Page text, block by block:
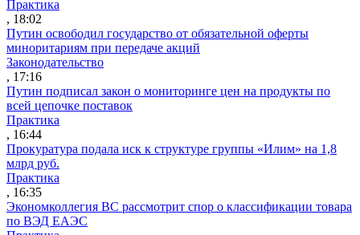
Практика
, 18:02
Путин освободил государство от обязательной оферты
миноритариям при передаче акций
Законодательство
, 17:16
Путин подписал закон о мониторинге цен на продукты по
всей цепочке поставок
Практика
, 16:44
Прокуратура подала иск к структуре группы «Илим» на 1,8
млрд руб.
Практика
, 16:35
Экономколлегия ВС рассмотрит спор о классификации товара
по ВЭД ЕАЭС